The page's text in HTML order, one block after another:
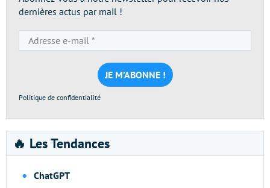
dernières actus par mail !
e-
mail
*
Politique de confidentialité
🔥 Les Tendances
ChatGPT